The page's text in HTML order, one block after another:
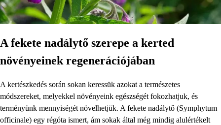
A fekete nadálytő szerepe a kerted
növényeinek regenerációjában
A kertészkedés során sokan keressük azokat a természetes
módszereket, melyekkel növényeink egészségét fokozhatjuk, és
terményünk mennyiségét növelhetjük. A fekete nadálytő (Symphytum
officinale) egy régóta ismert, ám sokak által még mindig alulértékelt